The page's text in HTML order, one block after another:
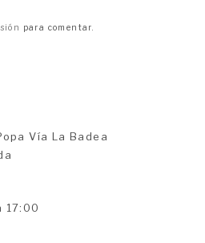
para comentar.
Vía La Badea
17:00